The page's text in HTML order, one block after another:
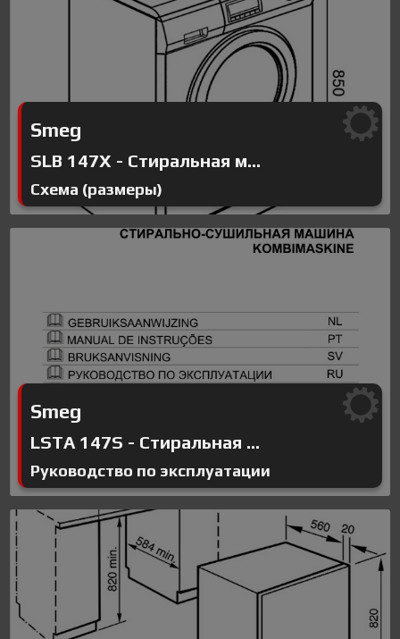
Smeg
SLB 147X - Стиральная м...
Схема (размеры)
Smeg
LSTA 147S - Стиральная ...
Руководство по эксплуатации